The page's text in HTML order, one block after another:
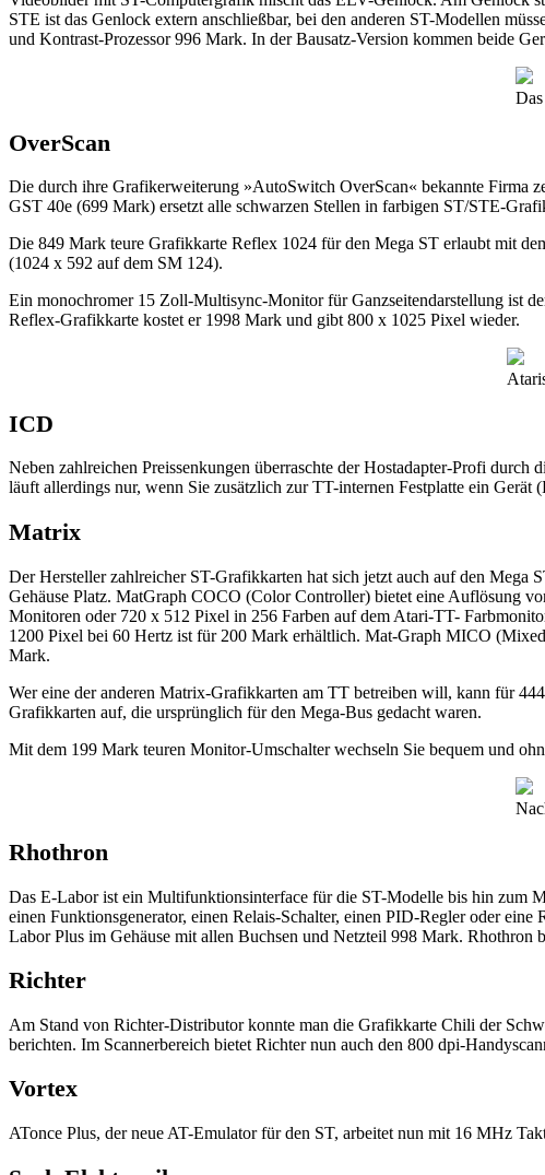
STE ist das Genlock extern anschließbar, bei den anderen ST-Modellen
und Kontrast-Prozessor 996 Mark. In der Bausatz-Version kommen beide
OverScan
Die durch ihre Grafikerweiterung »AutoSwitch OverScan« bekannte Firma
GST 40e (699 Mark) ersetzt alle schwarzen Stellen in farbigen ST/STE-
Die 849 Mark teure Grafikkarte Reflex 1024 für den Mega ST erlaubt mit
(1024 x 592 auf dem SM 124).
Ein monochromer 15 Zoll-Multisync-Monitor für Ganzseitendarstellung ist
Reflex-Grafikkarte kostet er 1998 Mark und gibt 800 x 1025 Pixel wieder.
ICD
Neben zahlreichen Preissenkungen überraschte der Hostadapter-Profi
läuft allerdings nur, wenn Sie zusätzlich zur TT-internen Festplatte ein Gerät
Matrix
Der Hersteller zahlreicher ST-Grafikkarten hat sich jetzt auch auf den
Gehäuse Platz. MatGraph COCO (Color Controller) bietet eine Auflösung
Monitoren oder 720 x 512 Pixel in 256 Farben auf dem Atari-TT-
1200 Pixel bei 60 Hertz ist für 200 Mark erhältlich. Mat-Graph MICO
Mark.
Wer eine der anderen Matrix-Grafikkarten am TT betreiben will, kann für
Grafikkarten auf, die ursprünglich für den Mega-Bus gedacht waren.
Mit dem 199 Mark teuren Monitor-Umschalter wechseln Sie bequem und
Rhothron
Das E-Labor ist ein Multifunktionsinterface für die ST-Modelle bis hin zum
einen Funktionsgenerator, einen Relais-Schalter, einen PID-Regler oder
Labor Plus im Gehäuse mit allen Buchsen und Netzteil 998 Mark. Rhothron
Richter
Am Stand von Richter-Distributor konnte man die Grafikkarte Chili der
berichten. Im Scannerbereich bietet Richter nun auch den 800 dpi-
Vortex
ATonce Plus, der neue AT-Emulator für den ST, arbeitet nun mit 16 MHz